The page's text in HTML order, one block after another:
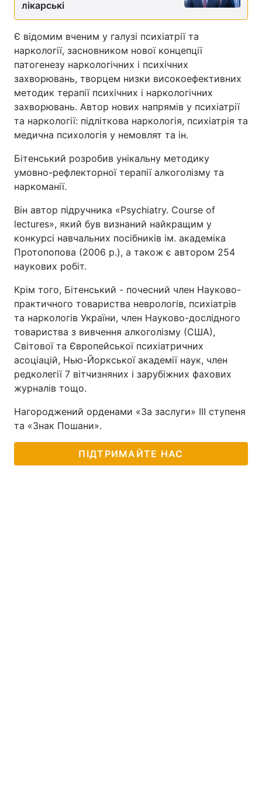
лікарські
Є відомим вченим у галузі психіатрії та
наркології, засновником нової концепції
патогенезу наркологічних і психічних
захворювань, творцем низки високоефективних
методик терапії психічних і наркологічних
захворювань. Автор нових напрямів у психіатрії
та наркології: підліткова наркологія, психіатрія та
медична психологія у немовлят та ін.
Бітенський розробив унікальну методику
умовно-рефлекторної терапії алкоголізму та
наркоманії.
Він автор підручника «Psychiatry. Course of
lectures», який був визнаний найкращим у
конкурсі навчальних посібників ім. академіка
Протопопова (2006 р.), а також є автором 254
наукових робіт.
Крім того, Бітенський - почесний член Науково-
практичного товариства неврологів, психіатрів
та наркологів України, член Науково-дослідного
товариства з вивчення алкоголізму (США),
Світової та Європейської психіатричних
асоціацій, Нью-Йоркської академії наук, член
редколегії 7 вітчизняних і зарубіжних фахових
журналів тощо.
Нагороджений орденами «За заслуги» III ступеня
та «Знак Пошани».
ПІДТРИМАЙТЕ НАС